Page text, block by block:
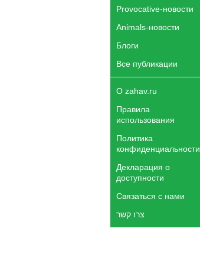
Provocative-новости
Animals-новости
Блоги
Все публикации
О zahav.ru
Правила
использования
Политика
конфиденциальности
Декларация о
доступности
Связаться с нами
צרו קשר